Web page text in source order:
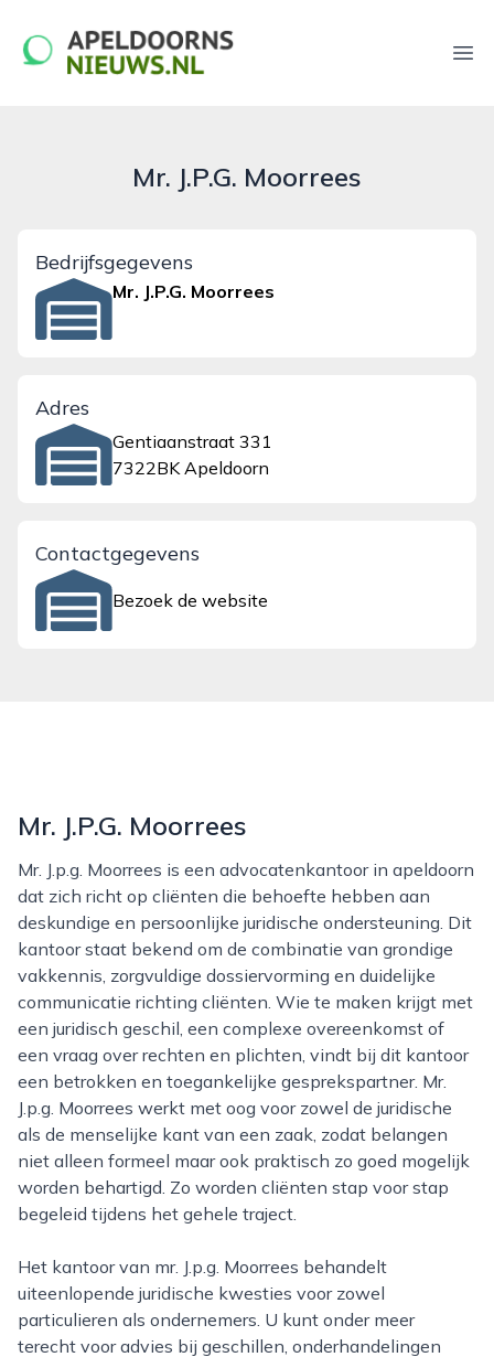
apeldoornsnieuws.nl
Mr. J.P.G. Moorrees
Bedrijfsgegevens
Mr. J.P.G. Moorrees
Adres
Gentiaanstraat 331
7322BK Apeldoorn
Contactgegevens
Bezoek de website
Mr. J.P.G. Moorrees
Mr. J.p.g. Moorrees is een advocatenkantoor in apeldoorn
dat zich richt op cliënten die behoefte hebben aan
deskundige en persoonlijke juridische ondersteuning. Dit
kantoor staat bekend om de combinatie van grondige
vakkennis, zorgvuldige dossiervorming en duidelijke
communicatie richting cliënten. Wie te maken krijgt met
een juridisch geschil, een complexe overeenkomst of
een vraag over rechten en plichten, vindt bij dit kantoor
een betrokken en toegankelijke gesprekspartner. Mr.
J.p.g. Moorrees werkt met oog voor zowel de juridische
als de menselijke kant van een zaak, zodat belangen
niet alleen formeel maar ook praktisch zo goed mogelijk
worden behartigd. Zo worden cliënten stap voor stap
begeleid tijdens het gehele traject.
Het kantoor van mr. J.p.g. Moorrees behandelt
uiteenlopende juridische kwesties voor zowel
particulieren als ondernemers. U kunt onder meer
terecht voor advies bij geschillen, onderhandelingen